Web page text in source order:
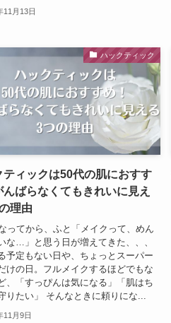
11月13日
ハックティック
ティックは50代の肌におすす
んばらなくてもきれいに見え
理由
ってから、ふと「メイクって、めん
な…」と思う日が増えてきた、、、
予定もない日や、ちょっとスーパー
けの日。フルメイクするほどでもな
、「すっぴんは気になる」「肌はち
りたい」 そんなときに頼りにな...
11月9日